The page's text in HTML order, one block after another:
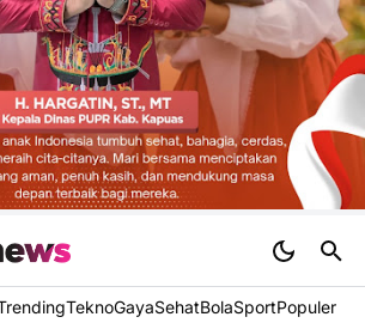
TeknoGayaSehatBolaSportPopuler